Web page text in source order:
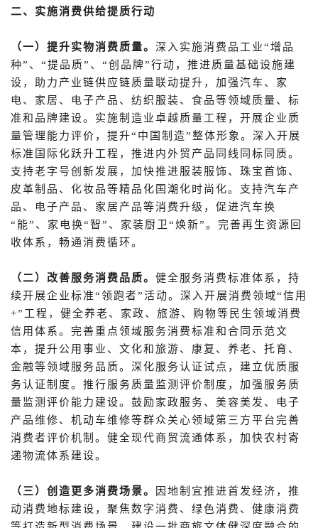
二、实施消费供给提质行动
（一）提升实物消费质量。 深入实施消费品工业“增品
种”、“提品质”、“创品牌”行动，推进质量基础设施建
设，助力产业链供应链质量联动提升，加强汽车、家
电、家居、电子产品、纺织服装、食品等领域质量、标
准和品牌建设。实施制造业卓越质量工程，开展企业质
量管理能力评价，提升“中国制造”整体形象。深入开展
标准国际化跃升工程，推进内外贸产品同线同标同质。
支持老字号创新发展，加快推进服装服饰、珠宝首饰、
皮革制品、化妆品等精品化国潮化时尚化。支持汽车产
品、电子产品、家居产品等消费升级，促进汽车换
“能”、家电换“智”、家装厨卫“焕新”。完善再生资源回
收体系，畅通消费循环。
（二）改善服务消费品质。 健全服务消费标准体系，持
续开展企业标准“领跑者”活动。深入开展消费领域“信用
+”工程，健全养老、家政、旅游、购物等民生领域消费
信用体系。完善重点领域服务消费标准和合同示范文
本，提升公用事业、文化和旅游、康复、养老、托育、
金融等领域服务品质。深化服务认证试点，建立优质服
务认证制度。推行服务质量监测评价制度，加强服务质
量监测评价能力建设。鼓励家政服务、美容美发、电子
产品维修、机动车维修等群众关心领域第三方平台完善
消费者评价机制。健全现代商贸流通体系，加快农村寄
递物流体系建设。
（三）创造更多消费场景。
因地制宜推进首发经济，推
动消费地标建设，聚焦数字消费、绿色消费、健康消费